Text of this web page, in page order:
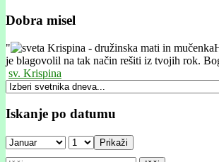
Dobra misel
"
je blagovolil na tak način rešiti iz tvojih rok.
sv. Krispina
Iskanje po datumu
Prikaži